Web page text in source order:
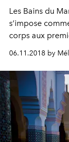
Les Bains du
s’impose
corps aux
Marrakech en
06.11.2018 by